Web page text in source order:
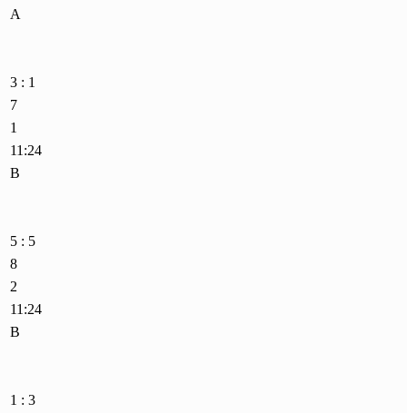
A
3 : 1
7
1
11:24
B
5 : 5
8
2
11:24
B
1 : 3